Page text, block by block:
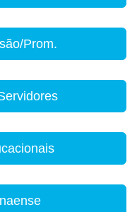
Prom.